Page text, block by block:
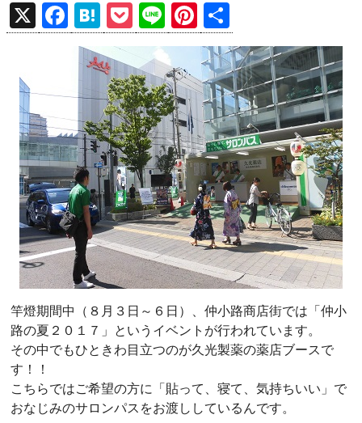
X
F
a
ce
b
o
o
k
H
at
e
n
a
P
o
ck
et
Li
n
e
Pi
nt
er
es
t
有
竿燈期間中（８月３日～６日）、仲小路商店街では「仲小
路の夏２０１７」というイベントが行われています。
その中でもひときわ目立つのが久光製薬の薬店ブースで
す！！
こちらではご希望の方に「貼って、寝て、気持ちいい」で
おなじみのサロンパスをお渡ししているんです。